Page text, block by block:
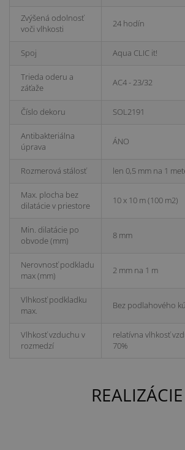
Zvýšená odolnosť
voči vlhkosti
24 hodín
Spoj Aqua CLIC it!
Trieda oderu a
záťaže
AC4 - 23/32
Číslo dekoru SOL2191
Antibakteriálna
úprava
ÁNO
Rozmerová stálosť len 0,5 mm na 1
Max. plocha bez
dilatácie v priestore
10 x 10 m (100 m2)
Min. dilatácie po
obvode (mm)
8 mm
Nerovnosť podkladu
max (mm)
2 mm na 1 m
Vlhkosť podkladku
max.
Bez podlahového
Vlhkosť vzduchu v
rozmedzí
relatívna vlhkosť
70%
REALIZÁCIE